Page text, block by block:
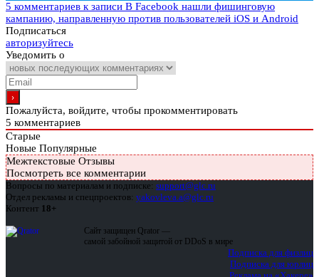
5 комментариев к записи В Facebook нашли фишинговую
кампанию, направленную против пользователей iOS и Android
Подписаться
авторизуйтесь
Уведомить о
Пожалуйста, войдите, чтобы прокомментировать
5 комментариев
Старые
Новые Популярные
Межтекстовые Отзывы
Посмотреть все комментарии
Вопросы по материалам и подписке: support@glc.ru
Отдел рекламы и спецпроектов: yakovleva.a@glc.ru
Контент 18+
Сайт защищен Qrator —
самой забойной защитой от DDoS в мире
Подписка для физлиц
Подписка для юрлиц